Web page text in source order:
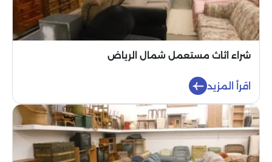
شراء اثاث مستعمل شمال الرياض
اقرأ المزيد